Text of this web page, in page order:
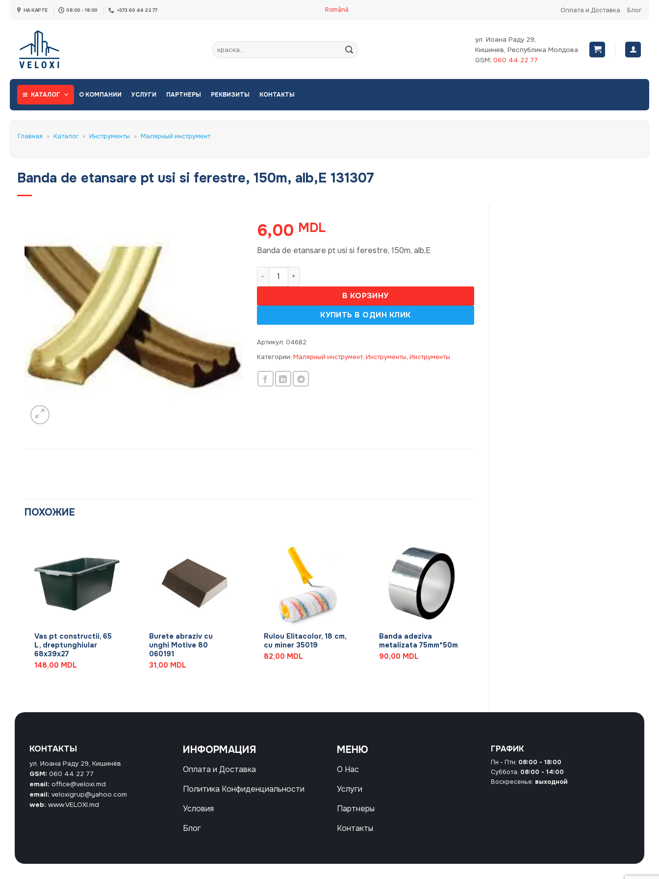
НА КАРТЕ 08:00 - 18:00 +373 60 44 22 77 Română Оплата и Доставка Блог
Искать:
ул. Иоана Раду 29,
Кишинев, Республика Молдова
GSM: 060 44 22 77
КАТАЛОГ О КОМПАНИИ УСЛУГИ ПАРТНЕРЫ РЕКВИЗИТЫ КОНТАКТЫ
Главная » Каталог » Инструменты » Малярный инструмент
Banda de etansare pt usi si ferestre, 150m, alb,E 131307
6,00 MDL
Banda de etansare pt usi si ferestre, 150m, alb,E
Количество товара Banda de etansare pt usi si ferestre, 150m, alb,E 131307
В КОРЗИНУ
Артикул: 04682
Категории: Малярный инструмент, Инструменты, Инструменты
ПОХОЖИЕ
Vas pt constructii, 65
L, dreptunghiular
68x39x27
148,00 MDL
Burete abraziv cu
unghi Motive 80
060191
31,00 MDL
Rulou Elitacolor, 18 cm,
cu miner 35019
82,00 MDL
Banda adeziva
metalizata 75mm*50m
90,00 MDL
КОНТАКТЫ
ул. Иоана Раду 29, Кишинёв
GSM: 060 44 22 77
email: office@veloxi.md
email: veloxigrup@yahoo.com
web: www.VELOXI.md
ИНФОРМАЦИЯ
Оплата и Доставка
Политика Конфиденциальности
Условия
Блог
МЕНЮ
О Нас
Услуги
Партнеры
Контакты
ГРАФИК
Пн - Птн: 08:00 - 18:00
Суббота: 08:00 - 14:00
Воскресенье: выходной